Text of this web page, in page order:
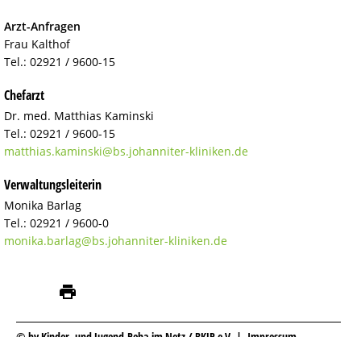
Arzt-Anfragen
Frau Kalthof
Tel.: 02921 / 9600-15
Chefarzt
Dr. med. Matthias Kaminski
Tel.: 02921 / 9600-15
matthias.kaminski@bs.johanniter-kliniken.de
Verwaltungsleiterin
Monika Barlag
Tel.: 02921 / 9600-0
monika.barlag@bs.johanniter-kliniken.de